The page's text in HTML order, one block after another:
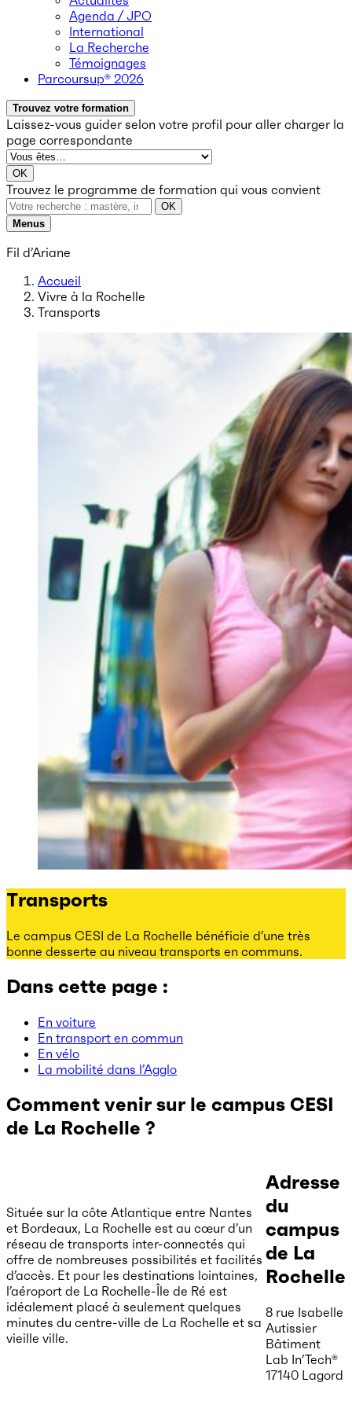
Agenda / JPO
International
La Recherche
Témoignages
Parcoursup® 2026
Trouvez votre formation
Laissez-vous guider selon votre profil pour aller charger la
page correspondante
OK
Trouvez le programme de formation qui vous convient
OK
Menus
Fil d’Ariane
Accueil
Vivre à la Rochelle
Transports
Transports
Le campus CESI de La Rochelle bénéficie d’une très
bonne desserte au niveau transports en communs.
Dans cette page :
En voiture
En transport en commun
En vélo
La mobilité dans l’Agglo
Comment venir sur le campus CESI
de La Rochelle ?
Située sur la côte Atlantique entre Nantes
et Bordeaux, La Rochelle est au cœur d’un
réseau de transports inter-connectés qui
offre de nombreuses possibilités et facilités
d’accès. Et pour les destinations lointaines,
l’aéroport de La Rochelle-Île de Ré est
idéalement placé à seulement quelques
minutes du centre-ville de La Rochelle et sa
vieille ville.
Adresse
du
campus
de La
Rochelle
8 rue Isabelle
Autissier
Bâtiment
Lab In’Tech®
17140 Lagord